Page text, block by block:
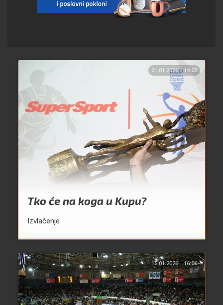
21.01.2026. 14:02
Tko će na koga u Kupu?
Izvlačenje
15.01.2026. 16:06